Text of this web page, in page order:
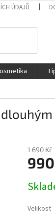
ÚDAJŮ
1 690 Kč
cena:
Velikost